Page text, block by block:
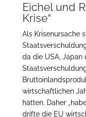
Eichel und
Krise“
Als Krisenursache
da die USA, Japan
wirtschaftlichen
hätten. Daher
drifte die EU